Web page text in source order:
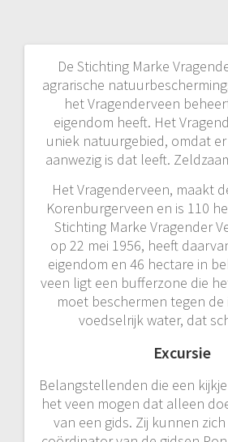
De Stichting Marke
agrarische
het Vragenderveen
eigendom heeft. Het
uniek natuurgebied, omdat
aanwezig is dat leeft.
Het Vragenderveen, maakt
Korenburgerveen en is 110
Stichting Marke Vragender
op 22 mei 1956, heeft
eigendom en 46 hectare in
veen ligt een bufferzone die
moet beschermen tegen
voedselrijk water, dat
Excursie
Belangstellenden die een
het veen mogen dat alleen
van een gids. Zij kunnen